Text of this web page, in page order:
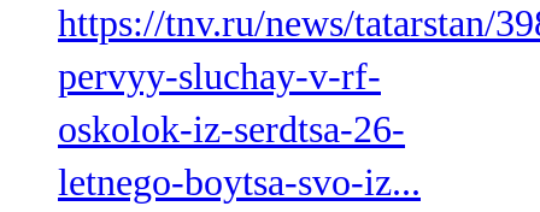
https://tnv.ru/news/tatarstan/
pervyy-sluchay-v-rf-
oskolok-iz-serdtsa-26-
letnego-boytsa-svo-iz...